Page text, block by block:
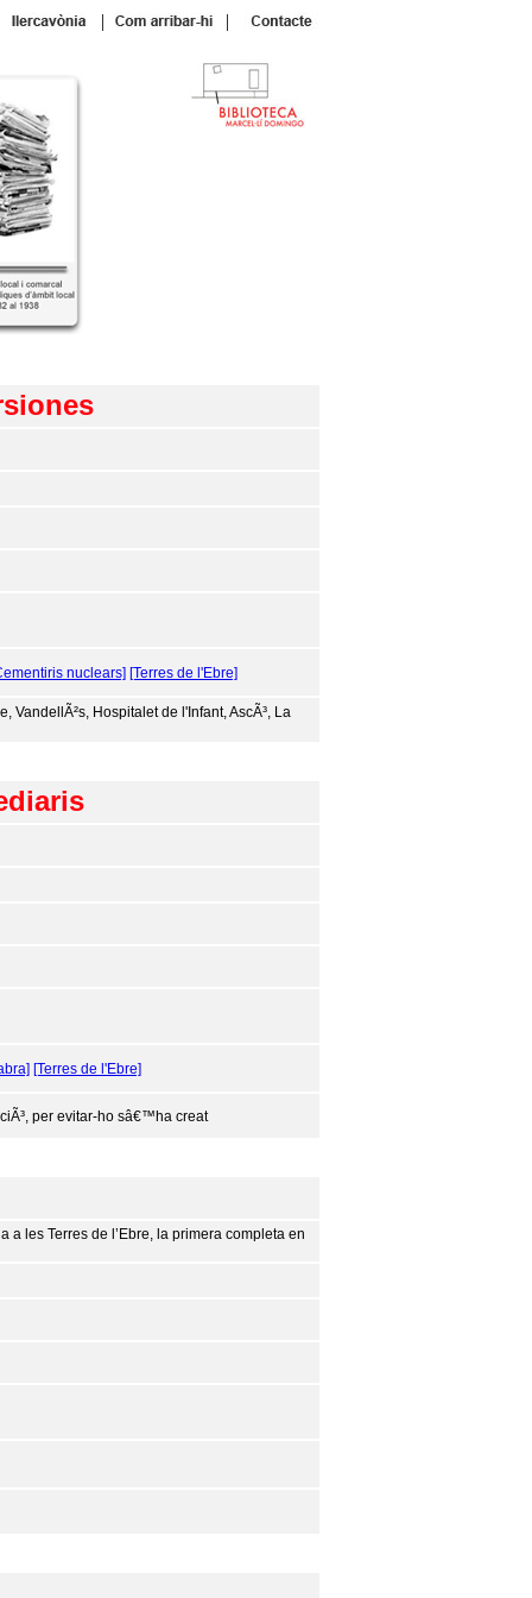
| |
nuclears] [Terres de l'Ebre]
Hospitalet de l'Infant, AscÃ³, La
[Terres de l'Ebre]
per evitar-ho sâ€™ha creat
les Terres de l’Ebre, la primera completa en